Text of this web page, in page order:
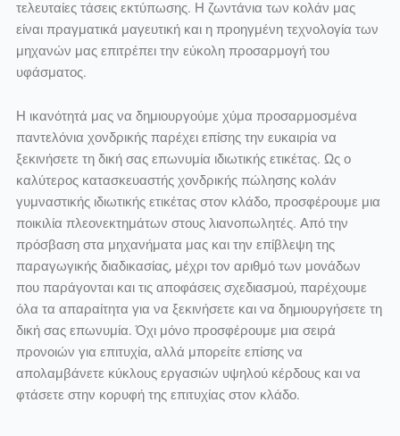
τελευταίες τάσεις εκτύπωσης. Η ζωντάνια των κολάν μας
είναι πραγματικά μαγευτική και η προηγμένη τεχνολογία των
μηχανών μας επιτρέπει την εύκολη προσαρμογή του
υφάσματος.
Η ικανότητά μας να δημιουργούμε χύμα προσαρμοσμένα
παντελόνια χονδρικής παρέχει επίσης την ευκαιρία να
ξεκινήσετε τη δική σας επωνυμία ιδιωτικής ετικέτας. Ως ο
καλύτερος κατασκευαστής χονδρικής πώλησης κολάν
γυμναστικής ιδιωτικής ετικέτας στον κλάδο, προσφέρουμε μια
ποικιλία πλεονεκτημάτων στους λιανοπωλητές. Από την
πρόσβαση στα μηχανήματα μας και την επίβλεψη της
παραγωγικής διαδικασίας, μέχρι τον αριθμό των μονάδων
που παράγονται και τις αποφάσεις σχεδιασμού, παρέχουμε
όλα τα απαραίτητα για να ξεκινήσετε και να δημιουργήσετε τη
δική σας επωνυμία. Όχι μόνο προσφέρουμε μια σειρά
προνοιών για επιτυχία, αλλά μπορείτε επίσης να
απολαμβάνετε κύκλους εργασιών υψηλού κέρδους και να
φτάσετε στην κορυφή της επιτυχίας στον κλάδο.